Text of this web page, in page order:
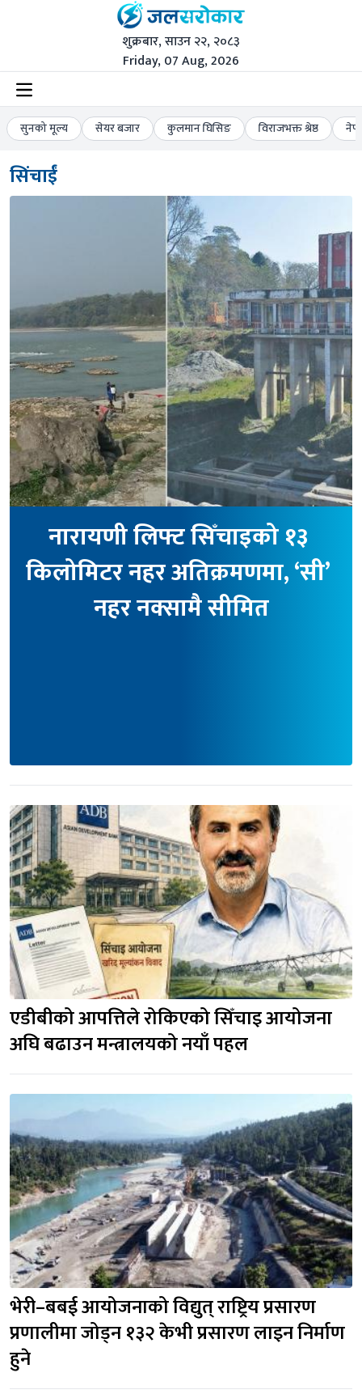
शुक्रबार, साउन २२, २०८३
Friday, 07 Aug, 2026
सुनको मूल्य सेयर बजार कुलमान घिसिङ विराजभक्त श्रेष्ठ
सिंचाईं
नारायणी लिफ्ट सिँचाइको १३
किलोमिटर नहर अतिक्रमणमा, ‘सी’
नहर नक्सामै सीमित
एडीबीको आपत्तिले रोकिएको सिँचाइ आयोजना
अघि बढाउन मन्त्रालयको नयाँ पहल
भेरी–बबई आयोजनाको विद्युत् राष्ट्रिय प्रसारण
प्रणालीमा जोड्न १३२ केभी प्रसारण लाइन निर्माण
हुने